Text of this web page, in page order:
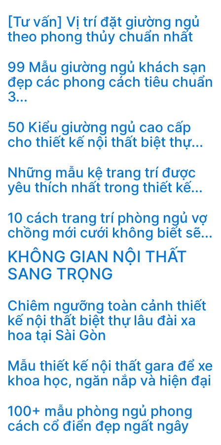
[Tư vấn] Vị trí đặt giường ngủ
theo phong thủy chuẩn nhất
99 Mẫu giường ngủ khách sạn
đẹp các phong cách tiêu chuẩn
3...
50 Kiểu giường ngủ cao cấp
cho thiết kế nội thất biệt thự...
Những mẫu kệ trang trí được
yêu thích nhất trong thiết kế...
10 cách trang trí phòng ngủ vợ
chồng mới cưới không biết sẽ...
KHÔNG GIAN NỘI THẤT
SANG TRỌNG
Chiêm ngưỡng toàn cảnh thiết
kế nội thất biệt thự lâu đài xa
hoa tại Sài Gòn
Mẫu thiết kế nội thất gara để xe
khoa học, ngăn nắp và hiện đại
100+ mẫu phòng ngủ phong
cách cổ điển đẹp ngất ngây